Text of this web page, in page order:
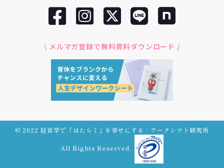
\ メルマガ登録で無料資料ダウンロード /
© 2022 経営学で「はたらく」を幸せにする：ワークシフト研究所
All Rights Reserved.